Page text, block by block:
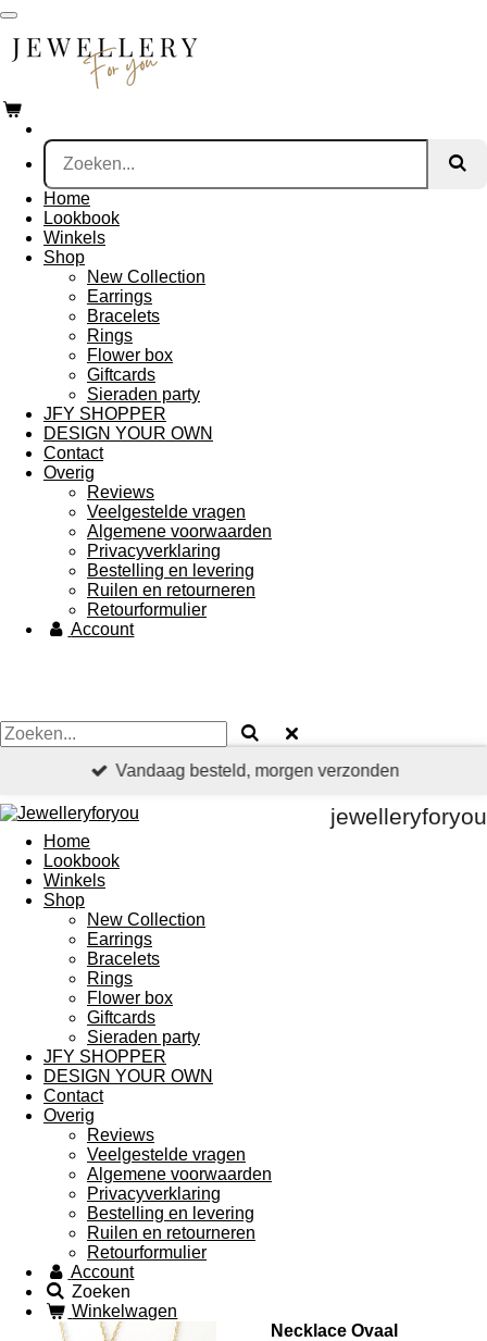
Ga
direct
naar
Home
Lookbook
Winkels
Shop
New Collection
Earrings
Bracelets
Rings
Flower box
Giftcards
Sieraden party
JFY SHOPPER
DESIGN YOUR OWN
Contact
Overig
Reviews
Veelgestelde vragen
Algemene voorwaarden
Privacyverklaring
Bestelling en levering
Ruilen en retourneren
Retourformulier
Account
Vandaag besteld, morgen verzonden
jewelleryforyou
Home
Lookbook
Winkels
Shop
New Collection
Earrings
Bracelets
Rings
Flower box
Giftcards
Sieraden party
JFY SHOPPER
DESIGN YOUR OWN
Contact
Overig
Reviews
Veelgestelde vragen
Algemene voorwaarden
Privacyverklaring
Bestelling en levering
Ruilen en retourneren
Retourformulier
Account
Zoeken
Winkelwagen
Necklace Ovaal